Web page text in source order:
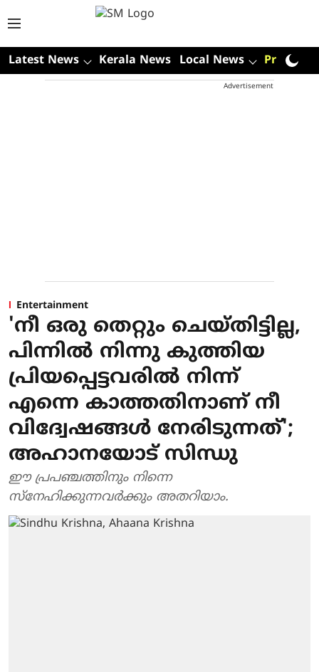
Latest News Kerala News Local News Premium
Advertisement
Entertainment
'നീ ഒരു തെറ്റും ചെയ്തിട്ടില്ല,
പിന്നിൽ നിന്നു കുത്തിയ
പ്രിയപ്പെട്ടവരിൽ നിന്ന്
എന്നെ കാത്തതിനാണ് നീ
വിദ്വേഷങ്ങൾ നേരിടുന്നത്';
അഹാനയോട് സിന്ധു
ഈ പ്രപഞ്ചത്തിനും നിന്നെ
സ്നേഹിക്കുന്നവർക്കും അതറിയാം.